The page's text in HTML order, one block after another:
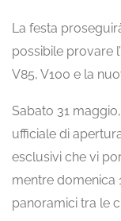
La festa
possibile provare
V85, V100 e la
Sabato 31
ufficiale di
esclusivi che vi
mentre domenica
panoramici tra le